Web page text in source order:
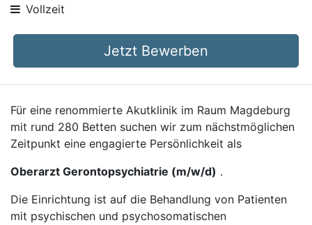
Vollzeit
Jetzt Bewerben
Für eine renommierte Akutklinik im Raum Magdeburg
mit rund 280 Betten suchen wir zum nächstmöglichen
Zeitpunkt eine engagierte Persönlichkeit als
Oberarzt Gerontopsychiatrie (m/w/d) .
Die Einrichtung ist auf die Behandlung von Patienten
mit psychischen und psychosomatischen